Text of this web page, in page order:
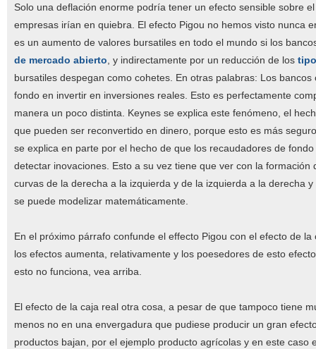
Solo una deflación enorme podría tener un efecto sensible sobre
empresas irían en quiebra. El efecto Pigou no hemos visto nunca
es un aumento de valores bursatiles en todo el mundo si los
de mercado abierto, y indirectamente por un reducción de los
bursatiles despegan como cohetes. En otras palabras: Los
fondo en invertir en inversiones reales. Esto es perfectamente
manera un poco distinta. Keynes se explica este fenómeno, el
que pueden ser reconvertido en dinero, porque esto es más
se explica en parte por el hecho de que los recaudadores de
detectar inovaciones. Esto a su vez tiene que ver con la
curvas de la derecha a la izquierda y de la izquierda a la derecha
se puede modelizar matemáticamente.
En el próximo párrafo confunde el effecto Pigou con el efecto de
los efectos aumenta, relativamente y los poesedores de esto
esto no funciona, vea arriba.
El efecto de la caja real otra cosa, a pesar de que tampoco tiene
menos no en una envergadura que pudiese producir un gran
productos bajan, por el ejemplo producto agrícolas y en este